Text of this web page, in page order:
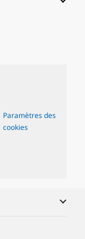
Paramètres des
cookies